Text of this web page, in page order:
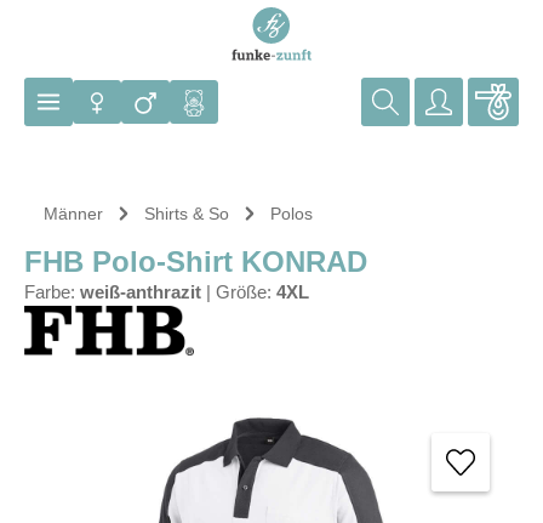
Männer Shirts & So Polos
FHB Polo-Shirt KONRAD
Farbe: weiß-anthrazit Größe: 4XL